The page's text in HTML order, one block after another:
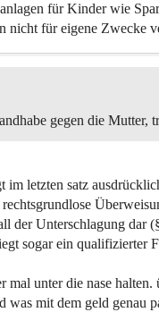
für Kinder wie
nicht für eigene Zwecke
gegen die Mutter,
im letzten satz
der Unterschlagung dar
sogar ein qualifizierter
mal unter die nase
was mit dem geld genau